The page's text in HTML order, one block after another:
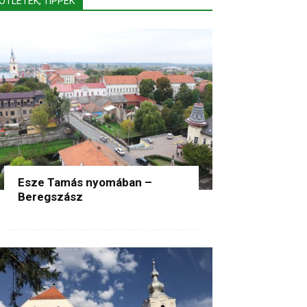
Esze Tamás nyomában –
Beregszász